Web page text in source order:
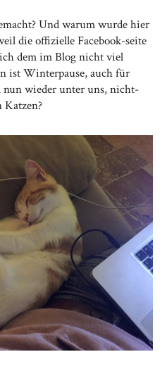
Und warum wurde hier
die offizielle Facebook-seite
dem im Blog nicht viel
ist Winterpause, auch für
nun wieder unter uns, nicht-
Katzen?